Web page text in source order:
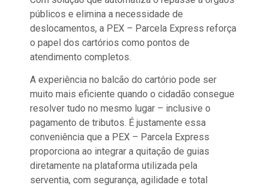
públicos e elimina a necessidade de
deslocamentos, a PEX – Parcela Express reforça
o papel dos cartórios como pontos de
atendimento completos.
A experiência no balcão do cartório pode ser
muito mais eficiente quando o cidadão consegue
resolver tudo no mesmo lugar – inclusive o
pagamento de tributos. É justamente essa
conveniência que a PEX – Parcela Express
proporciona ao integrar a quitação de guias
diretamente na plataforma utilizada pela
serventia, com segurança, agilidade e total